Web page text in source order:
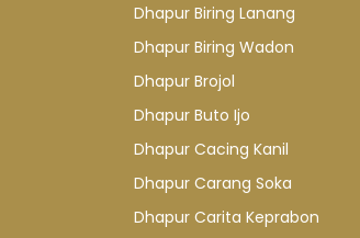
Dhapur Biring Lanang
Dhapur Biring Wadon
Dhapur Brojol
Dhapur Buto Ijo
Dhapur Cacing Kanil
Dhapur Carang Soka
Dhapur Carita Keprabon